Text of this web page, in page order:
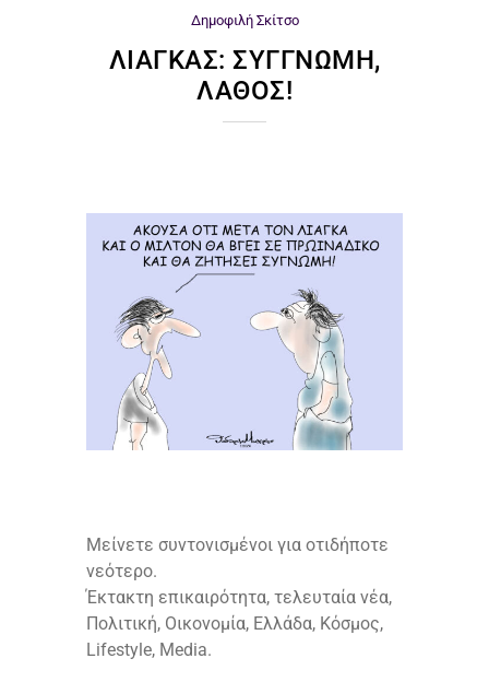
Δημοφιλή Σκίτσο
ΛΙΆΓΚΑΣ: ΣΥΓΓΝΏΜΗ,
ΛΆΘΟΣ!
Μείνετε συντονισμένοι για οτιδήποτε
νεότερο.
Έκτακτη επικαιρότητα, τελευταία νέα,
Πολιτική, Οικονομία, Ελλάδα, Κόσμος,
Lifestyle, Media.